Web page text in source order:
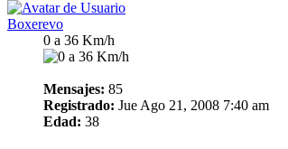
Boxerevo
0 a 36 Km/h
Mensajes: 85
Registrado: Jue Ago 21, 2008 7:40 am
Edad: 38